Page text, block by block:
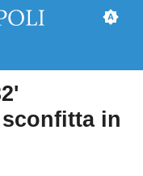
in